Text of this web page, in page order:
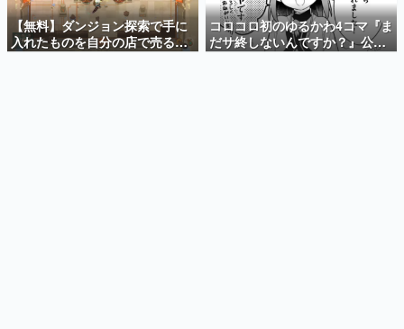
新世代に訊く
これからのデジタルゲーム市場を担う若きクリエイター達
の姿を追い、彼らのルーツと情熱を探っていきます。
【無料】ダンジョン探索で手に
入れたものを自分の店で売るゲ
ーム『Moonlighter』がSteam
コロコロ初のゆるかわ4コマ『ま
だサ終しないんですか？』公開
スタート。主人公は新入社員の